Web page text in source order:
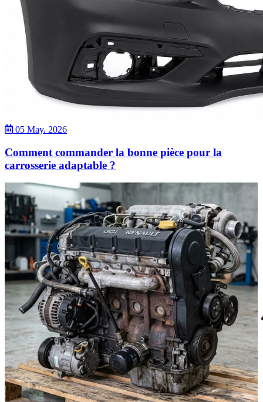
Dacia
05 May. 2026
Comment commander la bonne pièce pour la
carrosserie adaptable ?